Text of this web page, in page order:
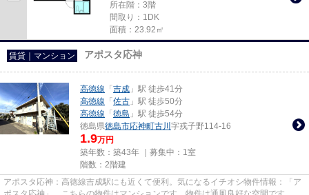
所在階：3階
間取り：1DK
面積：23.92㎡
賃貸｜マンション アポスタ応神
高徳線 「 吉成 」駅 徒歩41分
高徳線 「 佐古 」駅 徒歩50分
高徳線 「 徳島 」駅 徒歩54分
徳島県徳島市応神町古川 字戎子野114-16
1.9万円
築年数：築43年 ｜募集中： 1室
階数：2階建
アポスタ応神：高徳線吉成駅にも近くて便利。気になるイチオシ物件情報：「ア